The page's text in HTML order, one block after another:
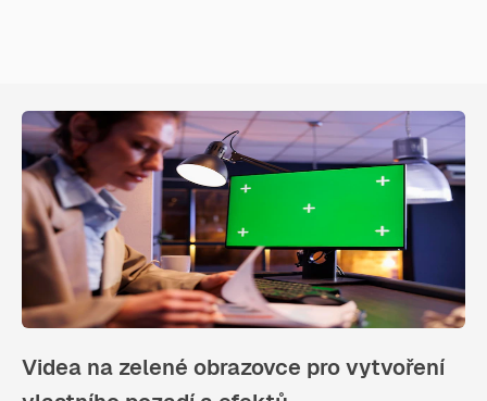
Videa na zelené obrazovce pro vytvoření